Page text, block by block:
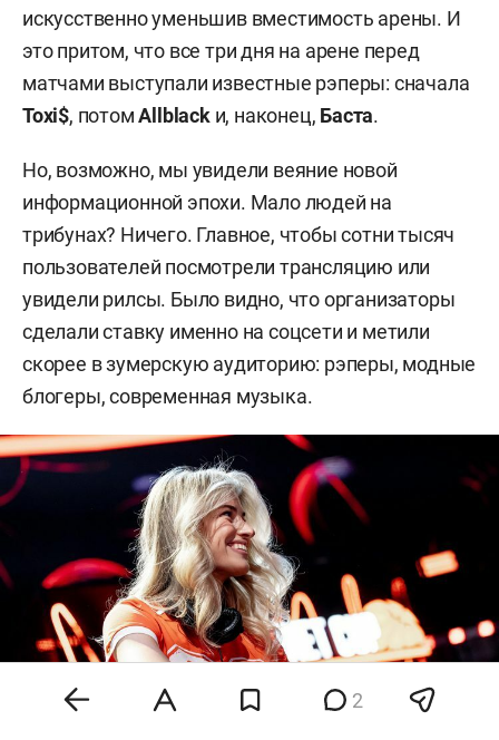
искусственно уменьшив вместимость арены. И
это притом, что все три дня на арене перед
матчами выступали известные рэперы: сначала
Toxi$, потомAllblackи, наконец, Баста.
Но, возможно, мы увидели веяние новой
информационной эпохи. Мало людей на
трибунах? Ничего. Главное, чтобы сотни тысяч
пользователей посмотрели трансляцию или
увидели рилсы. Было видно, что организаторы
сделали ставку именно на соцсети и метили
скорее в зумерскую аудиторию: рэперы, модные
блогеры, современная музыка.
2